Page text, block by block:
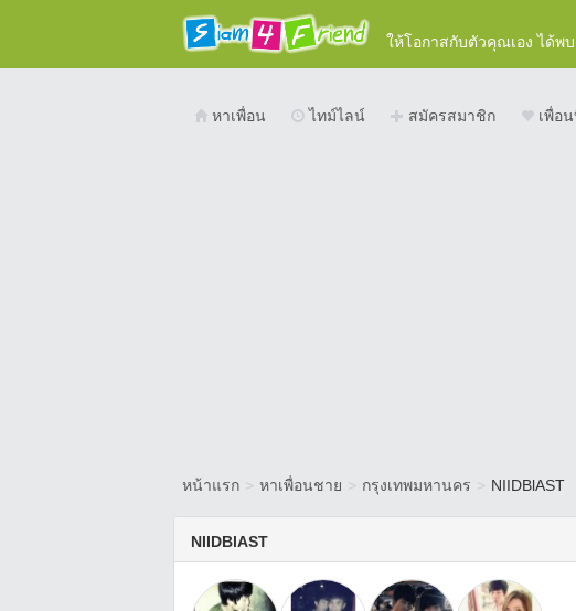
ให้โอกาสกับตัวคุณเอง ได้พ
หาเพื่อน ไทม์ไลน์ สมัครสมาชิก เพื่อ
หน้าแรก > หาเพื่อนชาย > กรุงเทพมหานคร > NIIDBlAST
NIIDBlAST